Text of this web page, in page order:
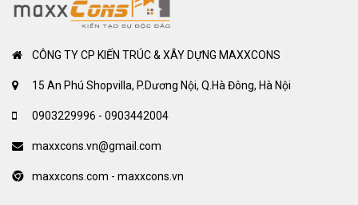
CÔNG TY CP KIẾN TRÚC & XÂY DỰNG MAXXCONS
15 An Phú Shopvilla, P.Dương Nội, Q.Hà Đông, Hà Nội
0903229996 - 0903442004
maxxcons.vn@gmail.com
maxxcons.com - maxxcons.vn